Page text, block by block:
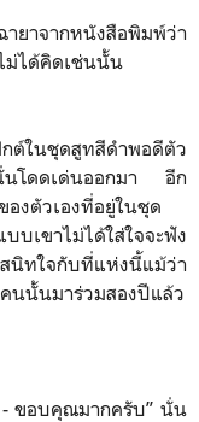
จากหนังสือพิมพ์ว่า
ม่ได้คิดเช่นนั้น
ในชุดสูทสีดำพอดีตัว
นโดดเด่นออกมา อีก
งตัวเองที่อยู่ในชุด
บเขาไม่ได้ใส่ใจจะฟัง
นิทใจกับที่แห่งนี้แม้ว่า
คนนั้นมาร่วมสองปีแล้ว
-ขอบคุณมากครับ” นั่น